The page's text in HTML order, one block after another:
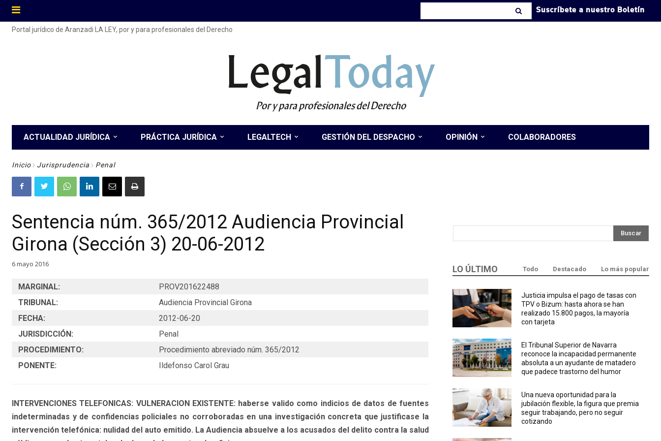
Suscríbete a nuestro Boletín
Portal jurídico de Aranzadi LA LEY, por y para profesionales del Derecho
LegalToday
Por y para profesionales del Derecho
ACTUALIDAD JURÍDICA PRÁCTICA JURÍDICA LEGALTECH GESTIÓN DEL DESPACHO OPINIÓN COLABORADORES
Inicio Jurisprudencia Penal
Sentencia núm. 365/2012 Audiencia Provincial
Girona (Sección 3) 20-06-2012
6 mayo 2016
MARGINAL:
PROV201622488
TRIBUNAL:
Audiencia Provincial Girona
FECHA:
2012-06-20
JURISDICCIÓN:
Penal
PROCEDIMIENTO:
Procedimiento abreviado núm. 365/2012
PONENTE:
Ildefonso Carol Grau
INTERVENCIONES TELEFONICAS: VULNERACION EXISTENTE: haberse valido como indicios de datos de fuentes
indeterminadas y de confidencias policiales no corroboradas en una investigación concreta que justificase la
intervención telefónica: nulidad del auto emitido. La Audiencia absuelve a los acusados del delito contra la salud
Buscar
LO ÚLTIMO Todo Destacado Lo más popular
Justicia impulsa el pago de tasas con
TPV o Bizum: hasta ahora se han
realizado 15.800 pagos, la mayoría
con tarjeta
El Tribunal Superior de Navarra
reconoce la incapacidad permanente
absoluta a un ayudante de matadero
que padece trastorno del humor
Una nueva oportunidad para la
jubilación flexible, la figura que premia
seguir trabajando, pero no seguir
cotizando